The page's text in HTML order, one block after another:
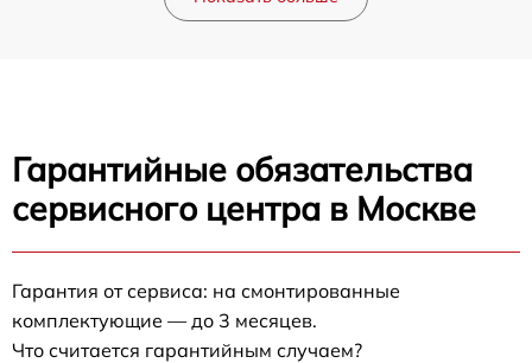
Гарантийные обязательства
сервисного центра в Москве
Гарантия от сервиса: на смонтированные
комплектующие — до 3 месяцев.
Что считается гарантийным случаем?